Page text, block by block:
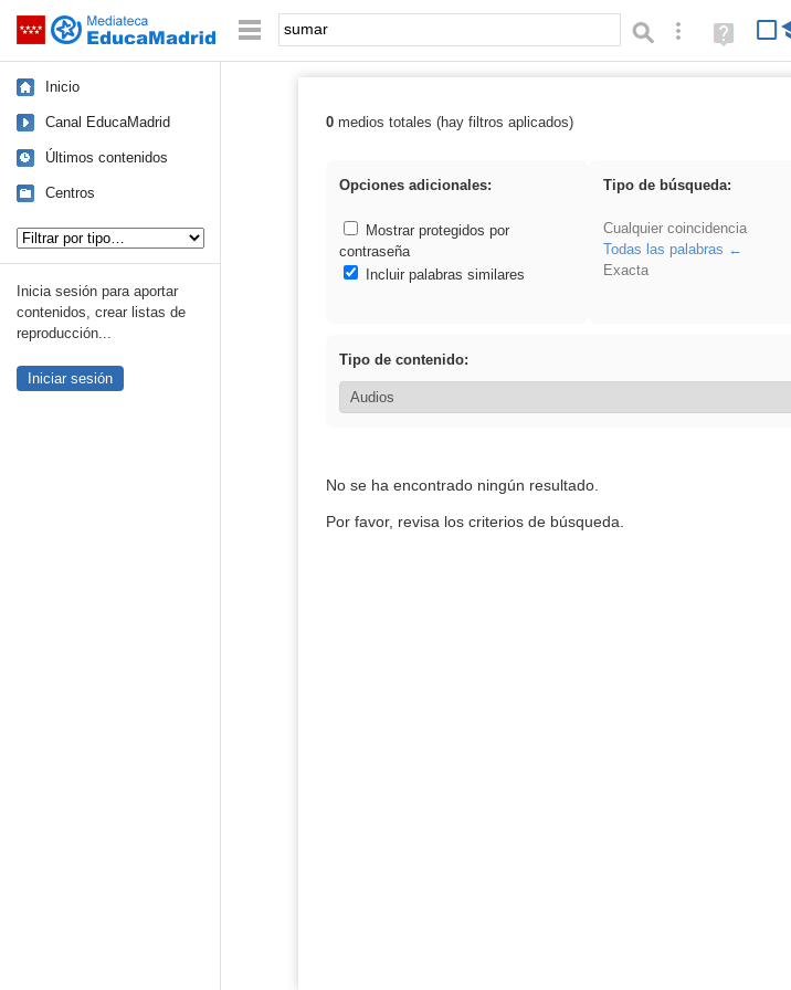
Saltar navegación Palabra o frase: Búsqueda avanzada
Ayuda
(en
Inicio
Canal EducaMadrid
Últimos contenidos
Centros
Inicia sesión para aportar
contenidos, crear listas de
reproducción...
Iniciar sesión
Resultados de: sumar
0medios totales (hay filtros aplicados)
Opciones adicionales:
Mostrar protegidos por
contraseña
Incluir palabras similares
Tipo de búsqueda:
Cualquier coincidencia
Todas las palabras
Exacta
Tipo de contenido:
No se ha encontrado ningún resultado.
Por favor, revisa los criterios de búsqueda.